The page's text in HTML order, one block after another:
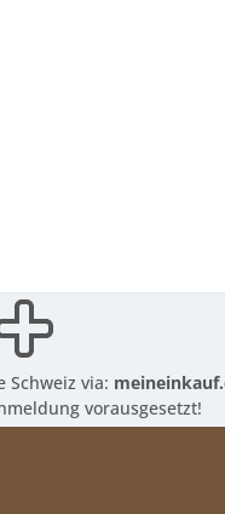
Schweiz via:
vorausgesetzt!